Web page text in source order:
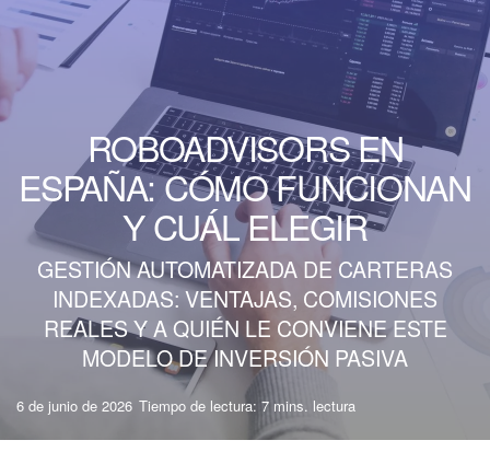
ROBOADVISORS EN
ESPAÑA: CÓMO FUNCIONAN
Y CUÁL ELEGIR
GESTIÓN AUTOMATIZADA DE CARTERAS
INDEXADAS: VENTAJAS, COMISIONES
REALES Y A QUIÉN LE CONVIENE ESTE
MODELO DE INVERSIÓN PASIVA
6 de junio de 2026 Tiempo de lectura: 7 mins. lectura